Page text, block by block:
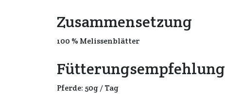
Zusammensetzung
100 % Melissenblätter
Fütterungsempfehlung
Pferde: 50g / Tag